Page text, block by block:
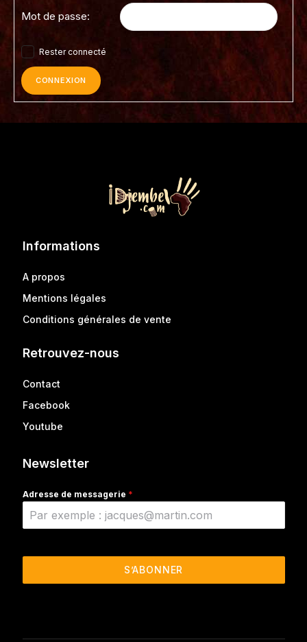
Mot de passe:
Rester connecté
CONNEXION
Informations
A propos
Mentions légales
Conditions générales de vente
Retrouvez-nous
Contact
Facebook
Youtube
Newsletter
Adresse de messagerie *
S’ABONNER